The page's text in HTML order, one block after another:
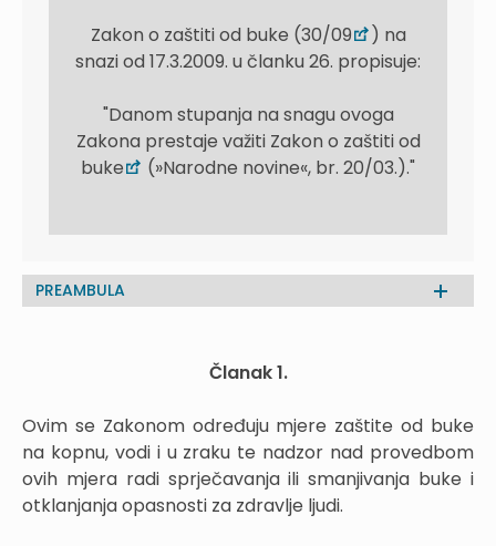
Zakon o zaštiti od buke (30/09
) na
snazi od 17.3.2009. u članku 26. propisuje:
"Danom stupanja na snagu ovoga
Zakona prestaje važiti Zakon o zaštiti od
buke
(»Narodne novine«, br. 20/03.)."
PREAMBULA
Članak 1.
Ovim se Zakonom određuju mjere zaštite od buke
na kopnu, vodi i u zraku te nadzor nad provedbom
ovih mjera radi sprječavanja ili smanjivanja buke i
otklanjanja opasnosti za zdravlje ljudi.